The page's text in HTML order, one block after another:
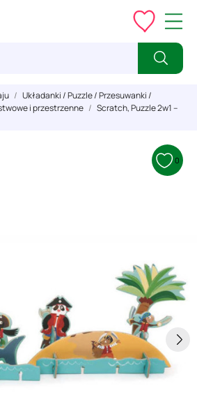
Układanki / Puzzle / Przesuwanki /
i przestrzenne
Scratch, Puzzle 2w1 --
0